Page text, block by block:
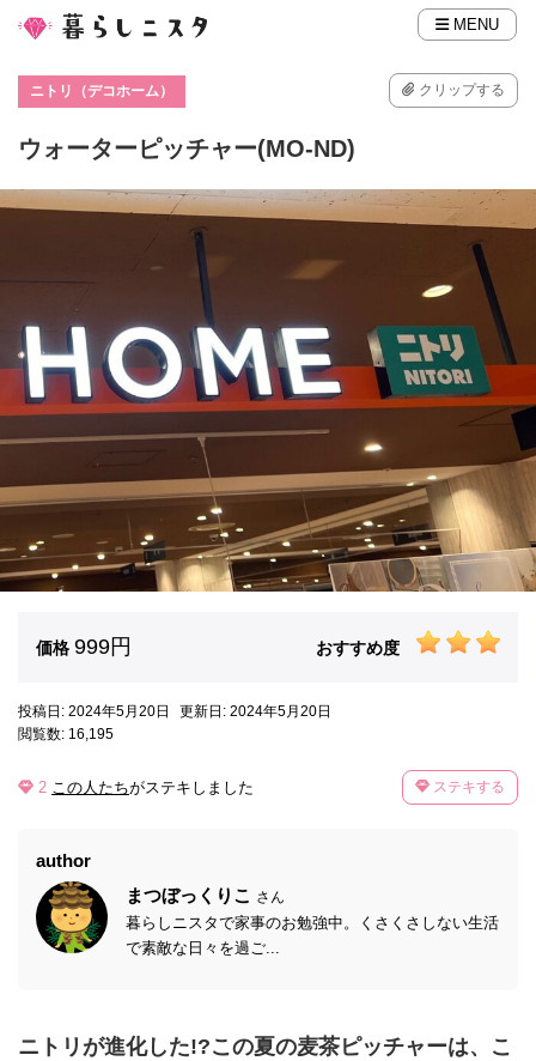
MENU
ニトリ（デコホーム） クリップする
ウォーターピッチャー(MO-ND)
価格 999円 おすすめ度
投稿日: 2024年5月20日
更新日: 2024年5月20日
閲覧数: 16,195
2 この人たちがステキしました ステキする
author
まつぼっくりこ さん
暮らしニスタで家事のお勉強中。くさくさしない生活
で素敵な日々を過ご...
ニトリが進化した!?この夏の麦茶ピッチャーは、こ